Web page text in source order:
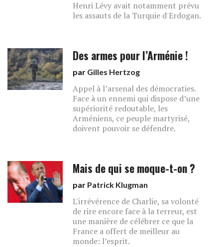
Henri Lévy avait notamment prévu
les assauts de la Turquie d'Erdogan.
Des armes pour l’Arménie !
par Gilles Hertzog
Appel à l’arsenal des démocraties.
Face à un ennemi qui dispose d’une
supériorité redoutable, les
Arméniens, ce peuple martyrisé,
doivent pouvoir se défendre.
Mais de qui se moque-t-on ?
par Patrick Klugman
L'irrévérence de Charlie, sa volonté
de rire encore face à la terreur, est
une manière de célébrer ce que la
France a offert de meilleur au
monde: l’esprit.